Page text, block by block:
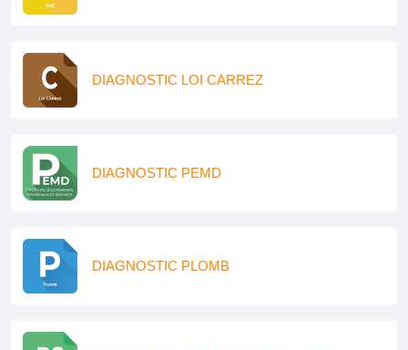
DIAGNOSTIC LOI CARREZ
DIAGNOSTIC PEMD
DIAGNOSTIC PLOMB